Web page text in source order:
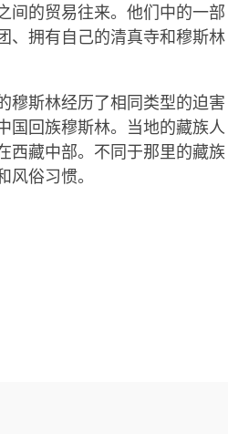
间的贸易往来。他们中的一部
、拥有自己的清真寺和穆斯林
穆斯林经历了相同类型的迫害
国回族穆斯林。当地的藏族人
西藏中部。不同于那里的藏族
俗习惯。